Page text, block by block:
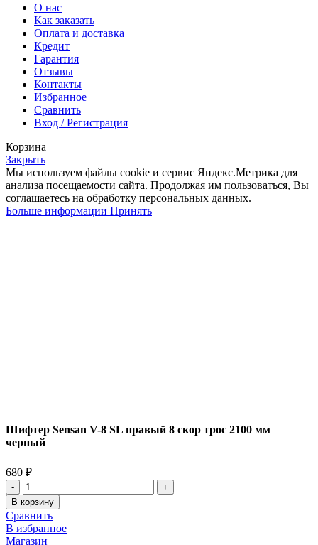
О нас
Как заказать
Оплата и доставка
Кредит
Гарантия
Отзывы
Контакты
Избранное
Сравнить
Вход / Регистрация
Корзина
Закрыть
Мы используем файлы cookie и сервис Яндекс.Метрика для
анализа посещаемости сайта. Продолжая им пользоваться, Вы
соглашаетесь на обработку персональных данных.
Больше информации Больше
Принять
Шифтер Sensan V-8 SL правый 8 скор трос 2100 мм
черный
680 ₽
Количество
товара
Шифтер
Sensan
V-
В корзину
Сравнить
В избранное
Магазин